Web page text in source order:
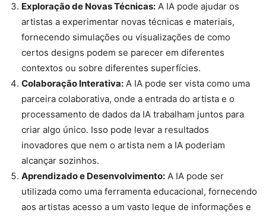
Exploração de Novas Técnicas: A IA pode ajudar os
artistas a experimentar novas técnicas e materiais,
fornecendo simulações ou visualizações de como
certos designs podem se parecer em diferentes
contextos ou sobre diferentes superfícies.
Colaboração Interativa: A IA pode ser vista como uma
parceira colaborativa, onde a entrada do artista e o
processamento de dados da IA trabalham juntos para
criar algo único. Isso pode levar a resultados
inovadores que nem o artista nem a IA poderiam
alcançar sozinhos.
Aprendizado e Desenvolvimento: A IA pode ser
utilizada como uma ferramenta educacional, fornecendo
aos artistas acesso a um vasto leque de informações e